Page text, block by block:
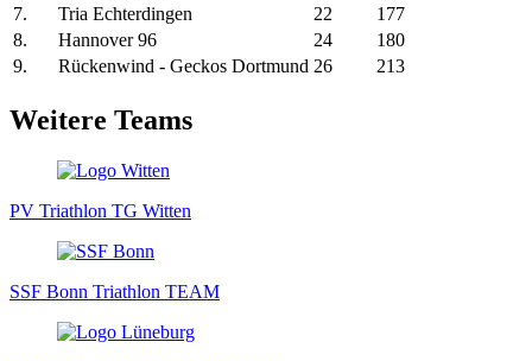
7.
Tria Echterdingen 22
177
8.
Hannover 96 24
180
9.
Rückenwind - Geckos Dortmund 26 213
Weitere Teams
PV Triathlon TG Witten
SSF Bonn Triathlon TEAM